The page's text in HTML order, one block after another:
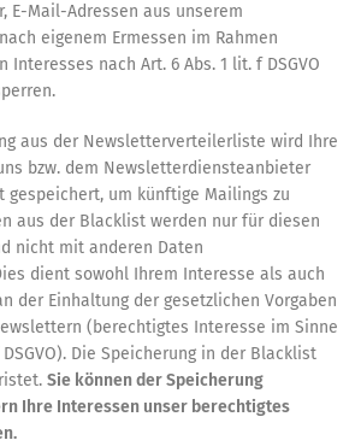
E-Mail-Adressen aus unserem
eigenem Ermessen im Rahmen
Interesses nach Art. 6 Abs. 1 lit. f DSGVO
aus der Newsletterverteilerliste wird Ihre
bzw. dem Newsletterdiensteanbieter
gespeichert, um künftige Mailings zu
aus der Blacklist werden nur für diesen
nicht mit anderen Daten
dient sowohl Ihrem Interesse als auch
der Einhaltung der gesetzlichen Vorgaben
(berechtigtes Interesse im Sinne
Die Speicherung in der Blacklist
Sie können der Speicherung
Ihre Interessen unser berechtigtes